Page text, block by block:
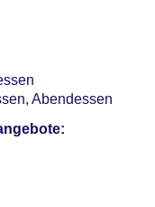
Anfrage
Anfrage
Verfügbarkeit),
& Reservierung
überdacht: ohne
notwendig
Abendessen